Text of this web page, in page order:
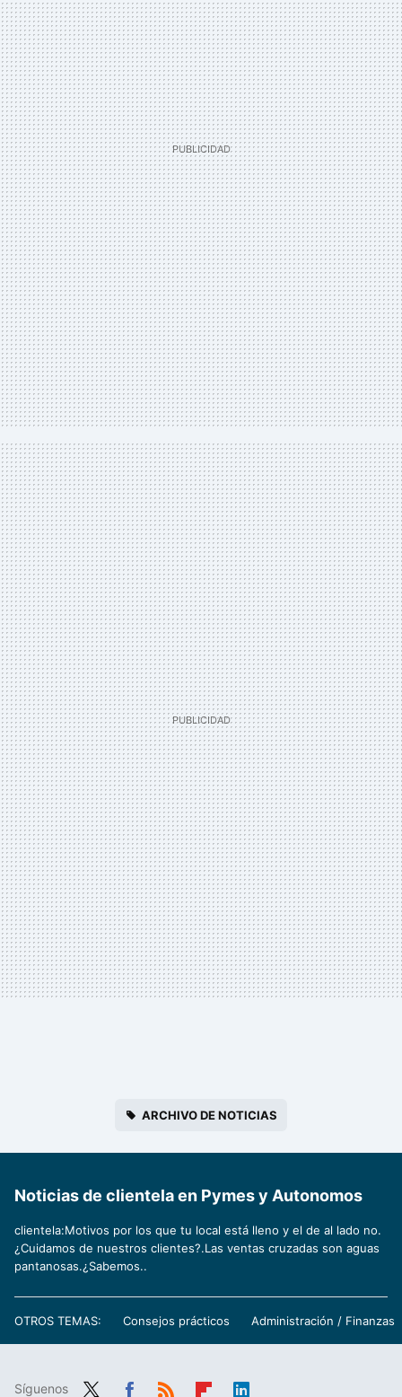
ARCHIVO DE NOTICIAS
Noticias de clientela en Pymes y Autonomos
clientela:Motivos por los que tu local está lleno y el de al lado no.
¿Cuidamos de nuestros clientes?.Las ventas cruzadas son aguas
pantanosas.¿Sabemos..
OTROS TEMAS: Consejos prácticos Administración / Finanzas
Síguenos